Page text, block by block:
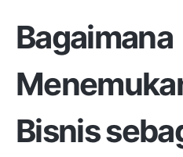
Bagaimana
Bisnis